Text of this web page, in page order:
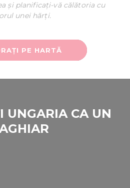
și planificați-vă călătoria cu
unei hărți.
PE HARTĂ
UNGARIA CA UN